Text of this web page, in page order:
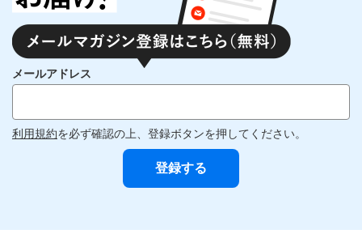
メールアドレス
利用規約を必ず確認の上、登録ボタンを押してください。